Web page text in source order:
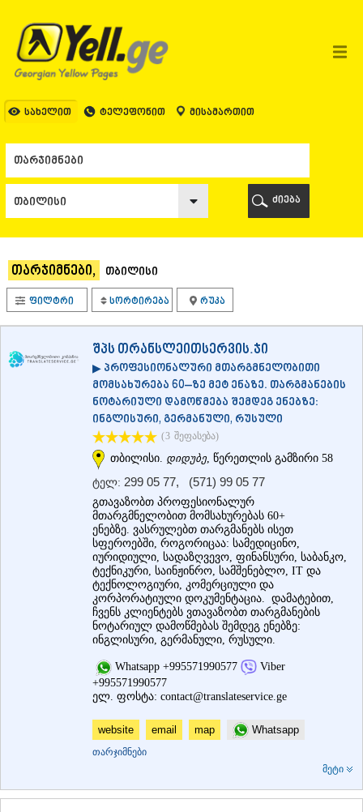
სახელით ტელეფონით მისამართით
ᲗᲑᲘᲚᲘᲡᲘ
ᲗᲑᲘᲚᲘᲡᲘ
ᲐᲤᲮᲐᲖᲔᲗᲘ
ᲒᲐᲚᲘ
ᲑᲐᲗᲣᲛᲘ
ᲥᲝᲑᲣᲚᲔᲗᲘ
ᲨᲣᲐᲮᲔᲕᲘ
ᲩᲐᲥᲕᲘ
ᲝᲖᲣᲠᲒᲔᲗᲘ
ᲩᲝᲮᲐᲢᲐᲣᲠᲘ
ᲣᲠᲔᲙᲘ
ᲘᲛᲔᲠᲔᲗᲘ
ᲑᲐᲦᲓᲐᲗᲘ
ᲖᲔᲡᲢᲐᲤᲝᲜᲘ
ᲓᲔᲓᲝᲤᲚᲘᲡᲬᲧᲐᲠᲝ
ᲛᲪᲮᲔᲗᲐ–ᲛᲗᲘᲐᲜᲔᲗᲘ
ᲡᲢᲔᲤᲐᲜᲬᲛᲘᲜᲓᲐ (ᲧᲐᲖᲑᲔᲒᲘ)
ძიება
თარჯიმნები, თბილისი
ფილტრი სორტირება რუკა
შპს თრანსლეითსერვის.ჯი
▶ პროფესიონალური მთარგმნელობითი
მომსახურება 60–ზე მეტ ენაზე. თარგმანების
ნოტარიული დამოწმება შემდეგ ენებზე:
ინგლისური, გერმანული, რუსული
(3 შეფასება)
თბილისი. დიდუბე , წერეთლის გამზირი 58
ტელ: 299 05 77, (571) 99 05 77
გთავაზობთ პროფესიონალურ
მთარგმნელობით მომსახურებას 60+
ენებზე. ვასრულებთ თარგმანებს ისეთ
სფეროებში, როგორიცაა: სამედიცინო,
იურიდიული, სადაზღვევო, ფინანსური, საბანკო,
ტექნიკური, საინჟინრო, სამშენებლო, IT და
ტექნოლოგიური, კომერციული და
კორპორატიული დოკუმენტაცია. დამატებით,
ჩვენს კლიენტებს ვთავაზობთ თარგმანების
ნოტარიულ დამოწმებას შემდეგ ენებზე:
ინგლისური, გერმანული, რუსული.
Whatsapp +995571990577
Viber
+995571990577
ელ. ფოსტა: contact@translateservice.ge
website email map Whatsapp
თარჯიმნები
მეტი